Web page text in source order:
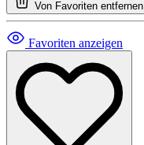
Von Favoriten entfernen
Favoriten anzeigen